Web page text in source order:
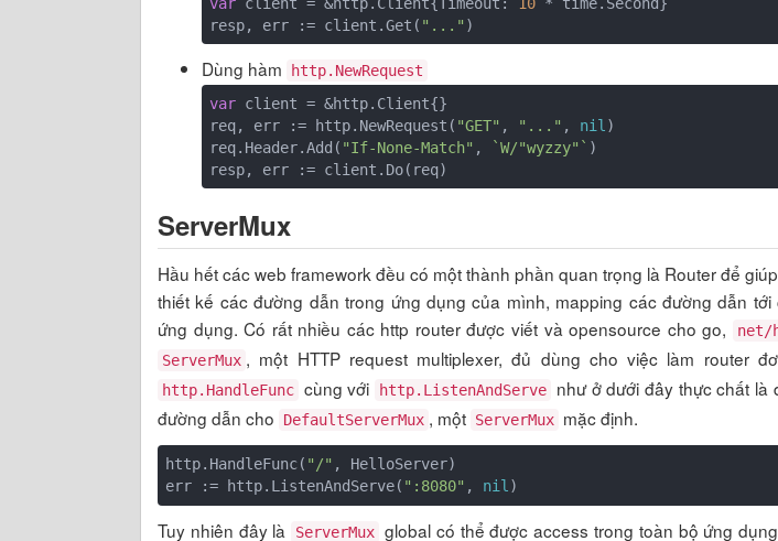
resp, err := client.Get( "..."
Dùng hàm
http.NewRequest
var client = &http.Client{}
req, err := http.NewRequest( "GET" , "..." , nil )
req.Header.Add( "If-None-Match" , `W/"wyzzy"` )
ServerMux
Hầu hết các web framework đều có một thành phần quan trọng là Router để
thiết kế các đường dẫn trong ứng dụng của mình, mapping các đường dẫn
ứng dụng. Có rất nhiều các http router được viết và opensource cho go,
net/
ServerMux , một HTTP request multiplexer, đủ dùng cho việc làm router
http.HandleFunc cùng với http.ListenAndServe
như ở dưới đây thực chất là
đường dẫn cho
DefaultServerMux , một ServerMux mặc định.
http.HandleFunc( "/" , HelloServer)
err := http.ListenAndServe( ":8080" , nil
Tuy nhiên đây là ServerMux global có thể được access trong toàn bộ ứng